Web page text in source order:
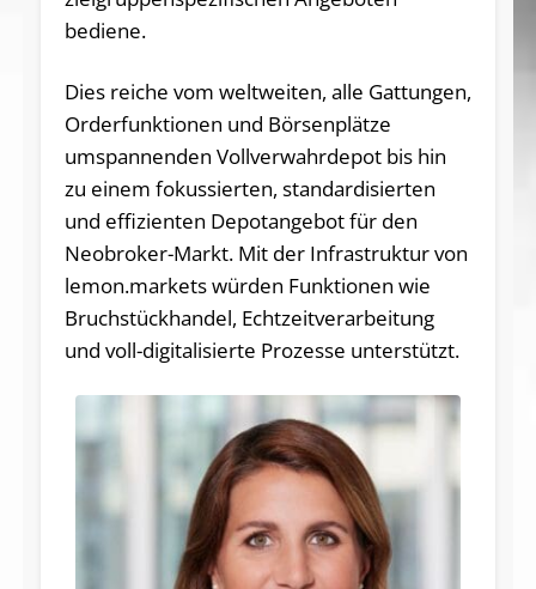
bediene.
Dies reiche vom weltweiten, alle Gattungen,
Orderfunktionen und Börsenplätze
umspannenden Vollverwahrdepot bis hin
zu einem fokussierten, standardisierten
und effizienten Depotangebot für den
Neobroker-Markt. Mit der Infrastruktur von
lemon.markets würden Funktionen wie
Bruchstückhandel, Echtzeitverarbeitung
und voll-digitalisierte Prozesse unterstützt.